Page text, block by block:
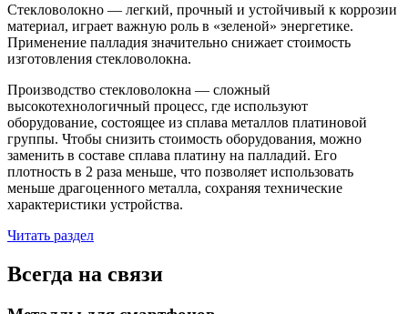
Стекловолокно — легкий, прочный и устойчивый к коррозии
материал, играет важную роль в «зеленой» энергетике.
Применение палладия значительно снижает стоимость
изготовления стекловолокна.
Производство стекловолокна — сложный
высокотехнологичный процесс, где используют
оборудование, состоящее из сплава металлов платиновой
группы. Чтобы снизить стоимость оборудования, можно
заменить в составе сплава платину на палладий. Его
плотность в 2 раза меньше, что позволяет использовать
меньше драгоценного металла, сохраняя технические
характеристики устройства.
Читать раздел
Всегда на связи